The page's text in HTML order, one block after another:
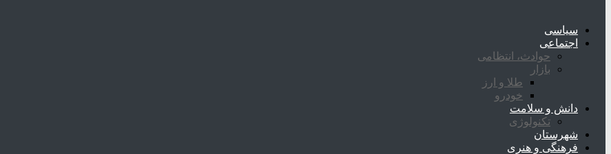
سیاسی
اجتماعی
حوادث، انتظامی
بازار
طلا و ارز
خودرو
دانش و سلامت
تکنولوژی
شهرستان
فرهنگی و هنری